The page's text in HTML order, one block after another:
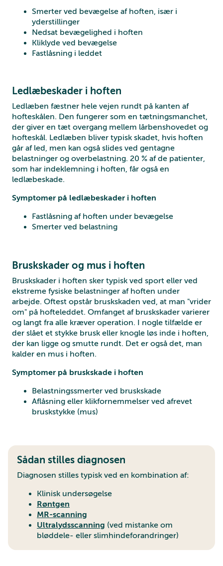
Smerter ved bevægelse af hoften, især i
yderstillinger
Nedsat bevægelighed i hoften
Kliklyde ved bevægelse
Fastlåsning i leddet
Ledlæbeskader i hoften
Ledlæben fæstner hele vejen rundt på kanten af
hofteskålen. Den fungerer som en tætningsmanchet,
der giver en tæt overgang mellem lårbenshovedet og
hofteskål. Ledlæben bliver typisk skadet, hvis hoften
går af led, men kan også slides ved gentagne
belastninger og overbelastning. 20 % af de patienter,
som har indeklemning i hoften, får også en
ledlæbeskade.
Symptomer på ledlæbeskader i hoften
Fastlåsning af hoften under bevægelse
Smerter ved belastning
Bruskskader og mus i hoften
Bruskskader i hoften sker typisk ved sport eller ved
ekstreme fysiske belastninger af hoften under
arbejde. Oftest opstår bruskskaden ved, at man "vrider
om" på hofteleddet. Omfanget af bruskskader varierer
og langt fra alle kræver operation. I nogle tilfælde er
der slået et stykke brusk eller knogle løs inde i hoften,
der kan ligge og smutte rundt. Det er også det, man
kalder en mus i hoften.
Symptomer på bruskskade i hoften
Belastningssmerter ved bruskskade
Aflåsning eller klikfornemmelser ved afrevet
bruskstykke (mus)
Sådan stilles diagnosen
Diagnosen stilles typisk ved en kombination af:
Klinisk undersøgelse
Røntgen
MR-scanning
Ultralydsscanning (ved mistanke om
bløddele- eller slimhindeforandringer)